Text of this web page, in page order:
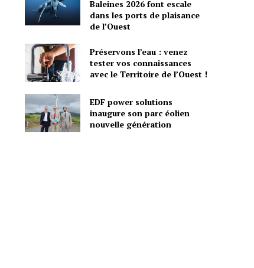
Baleines 2026 font escale
dans les ports de plaisance
de l’Ouest
Préservons l’eau : venez
tester vos connaissances
avec le Territoire de l’Ouest !
EDF power solutions
inaugure son parc éolien
nouvelle génération